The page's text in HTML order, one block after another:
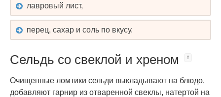
лавровый лист,
перец, сахар и соль по вкусу.
Сельдь со свеклой и хреном
Очищенные ломтики сельди выкладывают на блюдо,
добавляют гарнир из отваренной свеклы, натертой на